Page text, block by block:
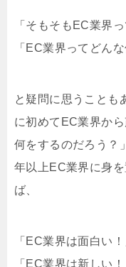
「そもそもEC業界
「EC業界ってどん
と疑問に思うことも
に初めてEC業界か
何をするのだろう？
年以上EC業界に身
ば、
「EC業界は面白い！
「EC業界は新しい！